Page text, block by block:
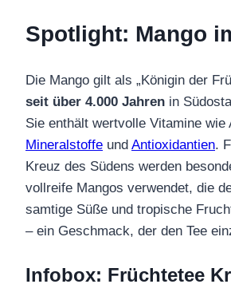
Spotlight: Mango
Die Mango gilt als „Königin der
seit über 4.000 Jahren in
Sie enthält wertvolle Vitamine wie
Mineralstoffe und Antioxidantien.
Kreuz des Südens werden
vollreife Mangos verwendet, die
samtige Süße und tropische
– ein Geschmack, der den Tee
Infobox: Früchtetee